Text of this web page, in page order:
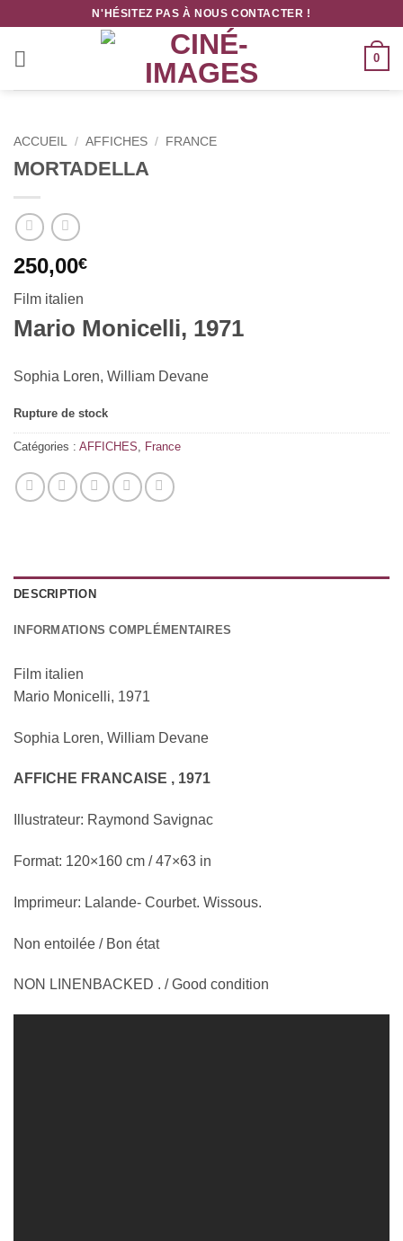
contenu
N'HÉSITEZ PAS À NOUS CONTACTER !
0
ACCUEIL / AFFICHES / FRANCE
MORTADELLA
250,00€
Film italien
Mario Monicelli, 1971
Sophia Loren, William Devane
Rupture de stock
Catégories : AFFICHES France
DESCRIPTION
INFORMATIONS COMPLÉMENTAIRES
Film italien
Mario Monicelli, 1971
Sophia Loren, William Devane
AFFICHE FRANCAISE , 1971
Illustrateur: Raymond Savignac
Format: 120×160 cm / 47×63 in
Imprimeur: Lalande- Courbet. Wissous.
Non entoilée / Bon état
NON LINENBACKED . / Good condition